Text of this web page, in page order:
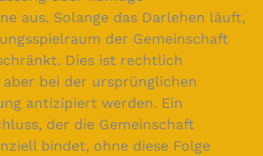
aus. Solange das Darlehen läuft,
der Gemeinschaft
Dies ist rechtlich
aber bei der ursprünglichen
antizipiert werden. Ein
der die Gemeinschaft
bindet, ohne diese Folge